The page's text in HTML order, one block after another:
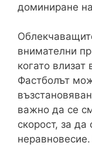
доминиране
внимателни
когато влизат
Фастболът
важно да се
скорост, за